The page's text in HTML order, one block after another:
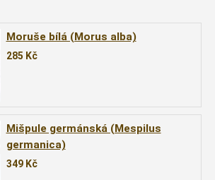
Moruše bílá (Morus alba)
285 Kč
Mišpule germánská (Mespilus
germanica)
349 Kč